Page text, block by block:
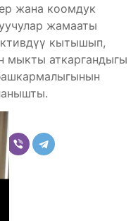
жана коомдук
жамааты
кытышып,
мыкты аткаргандыгы